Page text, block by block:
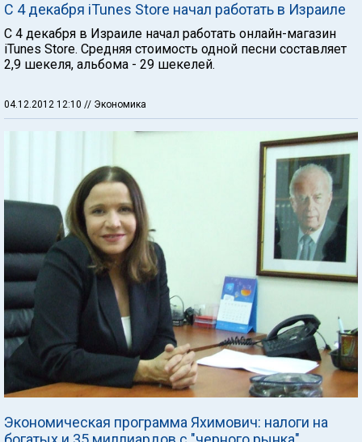
С 4 декабря iTunes Store начал работать в Израиле
С 4 декабря в Израиле начал работать онлайн-магазин
iTunes Store. Средняя стоимость одной песни составляет
2,9 шекеля, альбома - 29 шекелей.
04.12.2012 12:10 // Экономика
Экономическая программа Яхимович: налоги на